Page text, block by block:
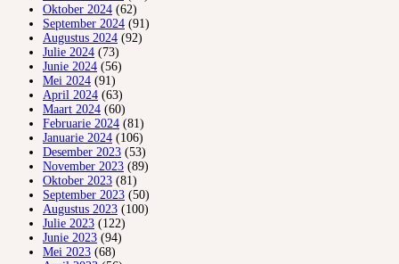
Oktober 2024 (62)
September 2024 (91)
Augustus 2024 (92)
Julie 2024 (73)
Junie 2024 (56)
Mei 2024 (91)
April 2024 (63)
Maart 2024 (60)
Februarie 2024 (81)
Januarie 2024 (106)
Desember 2023 (53)
November 2023 (89)
Oktober 2023 (81)
September 2023 (50)
Augustus 2023 (100)
Julie 2023 (122)
Junie 2023 (94)
Mei 2023 (68)